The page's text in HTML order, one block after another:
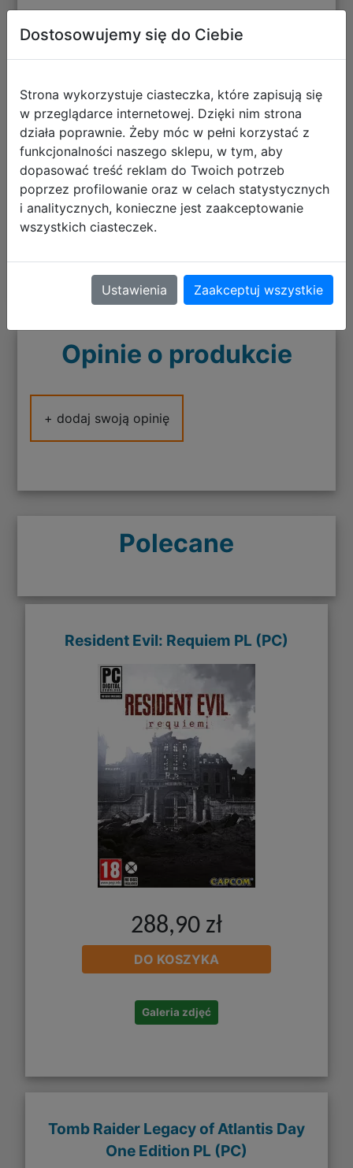
02-255
Warsaw
Krakowiaków 36
support@cenega.com
Informacje o bezpieczeństwie
Ostrzeżenia - GRY WIDEO
pobierz plik
Opinie o produkcie
+ dodaj swoją opinię
Polecane
Resident Evil: Requiem PL (PC)
288,90 zł
DO KOSZYKA
Galeria zdjęć
Tomb Raider Legacy of Atlantis Day
One Edition PL (PC)
Dostosowujemy się do Ciebie
Strona wykorzystuje ciasteczka, które zapisują się
w przeglądarce internetowej. Dzięki nim strona
działa poprawnie. Żeby móc w pełni korzystać z
funkcjonalności naszego sklepu, w tym, aby
dopasować treść reklam do Twoich potrzeb
poprzez profilowanie oraz w celach statystycznych
i analitycznych, konieczne jest zaakceptowanie
wszystkich ciasteczek.
Ustawienia Zaakceptuj wszystkie